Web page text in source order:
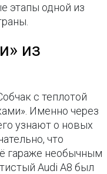
этапы одной из
из
с теплотой
Именно через
узнают о новых
что
гараже необычным
Audi A8 был